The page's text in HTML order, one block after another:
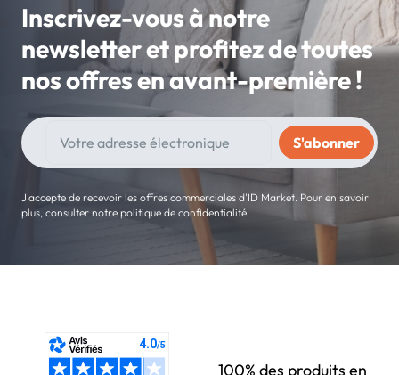
Inscrivez-vous à notre
newsletter et profitez de toutes
nos offres en avant-première !
J'accepte de recevoir les offres commerciales d'ID Market. Pour en savoir
plus, consulter notre politique de confidentialité
100% des produits en